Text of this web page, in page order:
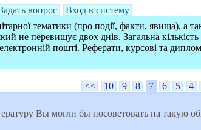
вопрос
Вход в систему
тематики (про події, факти, явища), а
не перевищує двох днів. Загальна
пошті. Реферати, курсові та
<< 10 9 8 7 6 5 4
Вы могли бы посоветовать на такую